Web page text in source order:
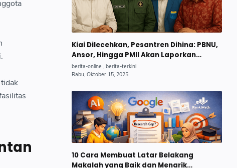
Kiai Dilecehkan, Pesantren Dihina: PBNU,
Ansor, Hingga PMII Akan Laporkan
Trans7, MUI Minta KPI Bertindak Tegas.
10 Cara Membuat Latar Belakang
Makalah yang Baik dan Menarik